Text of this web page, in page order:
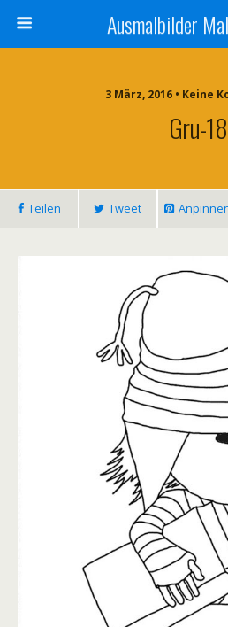
Ausmalbilder
3 März, 2016 • Keine
Gru-18
Teilen Tweet